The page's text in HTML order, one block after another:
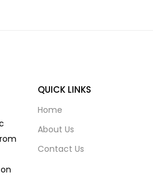
QUICK LINKS
Home
About Us
Contact Us